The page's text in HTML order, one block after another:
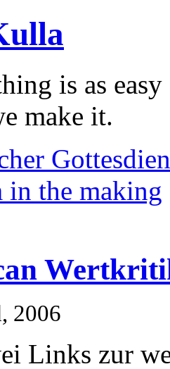
is as
make it.
in the making
2006
Links zur